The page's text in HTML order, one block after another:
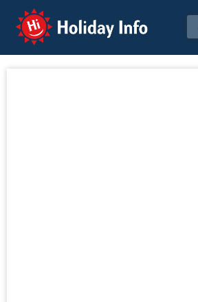
Holiday Info